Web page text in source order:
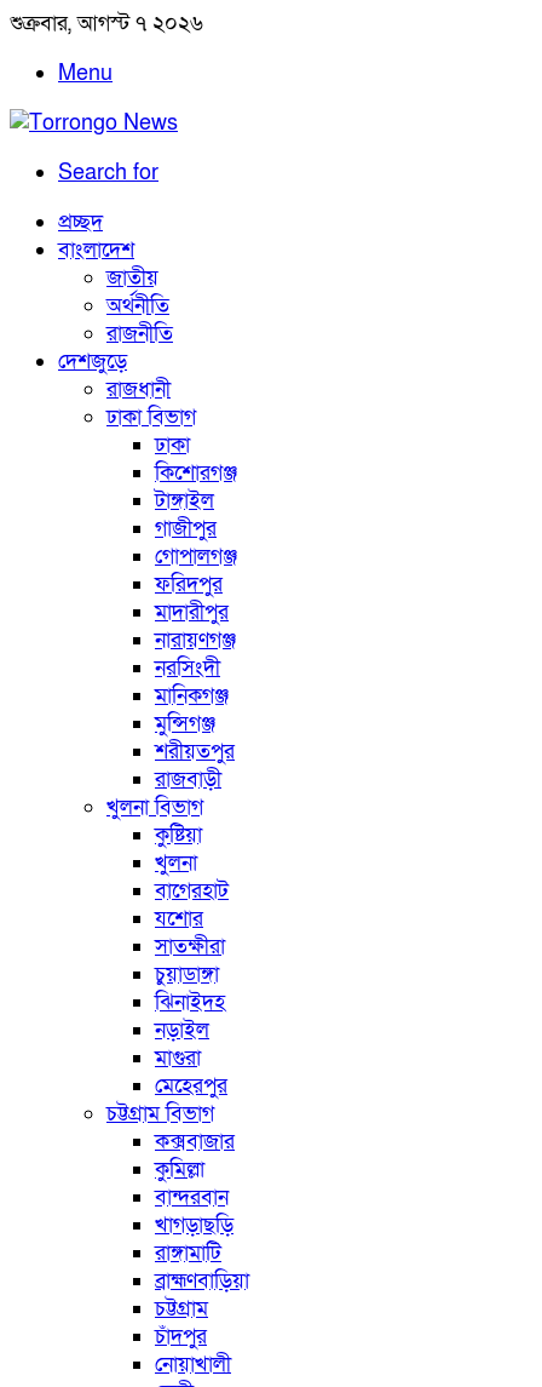
শুক্রবার, আগস্ট ৭ ২০২৬
Menu
Search for
প্রচ্ছদ
বাংলাদেশ
জাতীয়
অর্থনীতি
রাজনীতি
দেশজুড়ে
রাজধানী
ঢাকা বিভাগ
ঢাকা
কিশোরগঞ্জ
টাঙ্গাইল
গাজীপুর
গোপালগঞ্জ
ফরিদপুর
মাদারীপুর
নারায়ণগঞ্জ
নরসিংদী
মানিকগঞ্জ
মুন্সিগঞ্জ
শরীয়তপুর
রাজবাড়ী
খুলনা বিভাগ
কুষ্টিয়া
খুলনা
বাগেরহাট
যশোর
সাতক্ষীরা
চুয়াডাঙ্গা
ঝিনাইদহ
নড়াইল
মাগুরা
মেহেরপুর
চট্টগ্রাম বিভাগ
কক্সবাজার
কুমিল্লা
বান্দরবান
খাগড়াছড়ি
রাঙ্গামাটি
ব্রাহ্মণবাড়িয়া
চট্টগ্রাম
চাঁদপুর
নোয়াখালী